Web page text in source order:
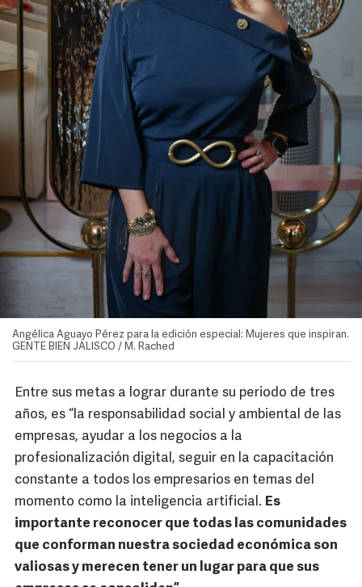
Angélica Aguayo Pérez para la edición especial: Mujeres que inspiran.
GENTE BIEN JALISCO / M. Rached
Entre sus metas a lograr durante su periodo de tres
años, es “la responsabilidad social y ambiental de las
empresas, ayudar a los negocios a la
profesionalización digital, seguir en la capacitación
constante a todos los empresarios en temas del
momento como la inteligencia artificial. Es
importante reconocer que todas las comunidades
que conforman nuestra sociedad económica son
valiosas y merecen tener un lugar para que sus